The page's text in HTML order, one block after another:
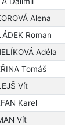
Alena
Roman
Adéla
Tomáš
Vít
Karel
Vít